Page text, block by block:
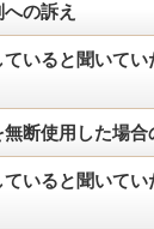
の訴え
いると聞いて
断使用した場合
いると聞いて